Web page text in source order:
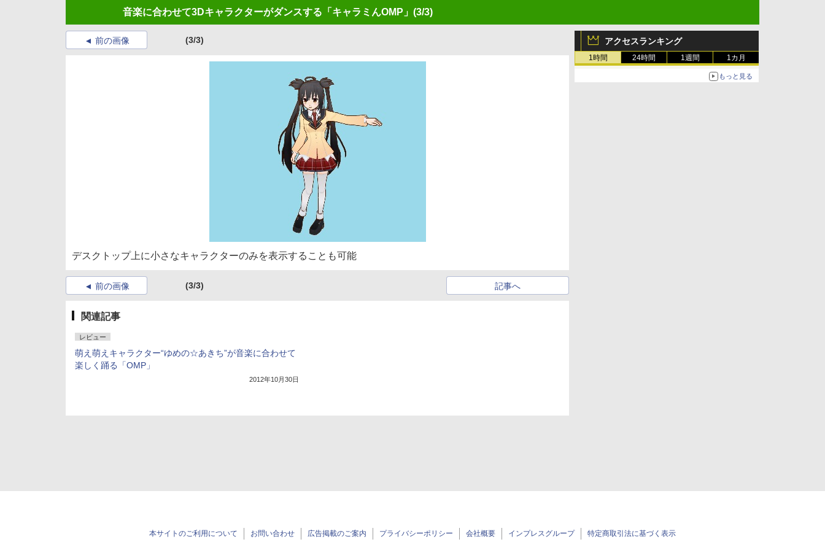
音楽に合わせて3Dキャラクターがダンスする「キャラミんOMP」 (3/3)
アクセスランキング
1時間 24時間 1週間 1カ月
もっと見る
前の画像 (3/3)
デスクトップ上に小さなキャラクターのみを表示することも可能
前の画像 (3/3) 記事へ
関連記事
レビュー
萌え萌えキャラクター“ゆめの☆あきち”が音楽に合わせて
楽しく踊る「OMP」
2012年10月30日
本サイトのご利用について お問い合わせ 広告掲載のご案内 プライバシーポリシー 会社概要 インプレスグループ 特定商取引法に基づく表示